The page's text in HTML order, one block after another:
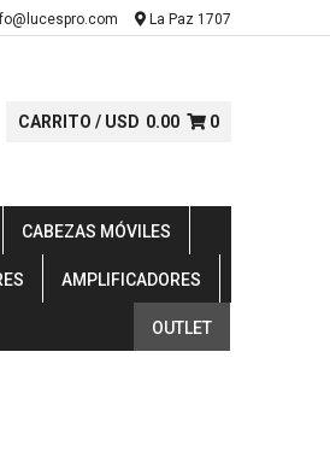
La Paz 1707
CARRITO / USD 0.00 0
CABEZAS MÓVILES
AMPLIFICADORES
OUTLET